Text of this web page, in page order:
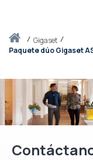
Iniciogigaset
Paquete dúo Gigaset